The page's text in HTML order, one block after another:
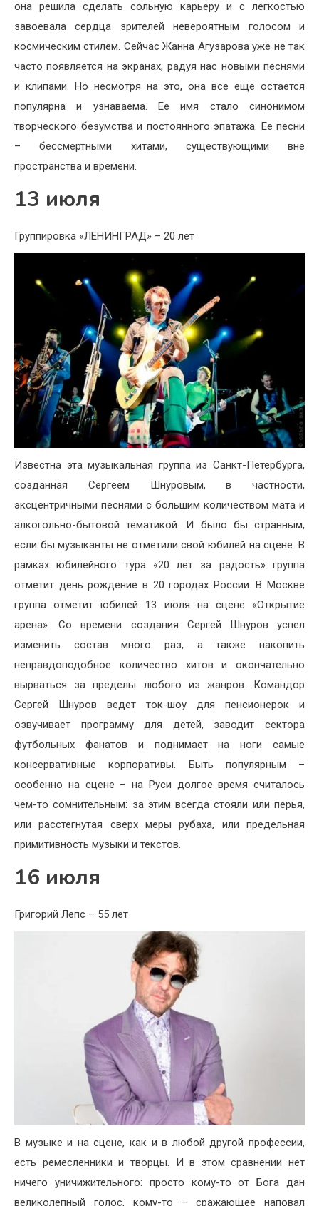
она решила сделать сольную карьеру и с легкостью
завоевала сердца зрителей невероятным голосом и
космическим стилем. Сейчас Жанна Агузарова уже не так
часто появляется на экранах, радуя нас новыми песнями
и клипами. Но несмотря на это, она все еще остается
популярна и узнаваема. Ее имя стало синонимом
творческого безумства и постоянного эпатажа. Ее песни
– бессмертными хитами, существующими вне
пространства и времени.
13 июля
Группировка «ЛЕНИНГРАД» – 20 лет
Известна эта музыкальная группа из Санкт-Петербурга,
созданная Сергеем Шнуровым, в частности,
эксцентричными песнями с большим количеством мата и
алкогольно-бытовой тематикой. И было бы странным,
если бы музыканты не отметили свой юбилей на сцене. В
рамках юбилейного тура «20 лет за радость» группа
отметит день рождение в 20 городах России. В Москве
группа отметит юбилей 13 июля на сцене «Открытие
арена». Со времени создания Сергей Шнуров успел
изменить состав много раз, а также накопить
неправдоподобное количество хитов и окончательно
вырваться за пределы любого из жанров. Командор
Сергей Шнуров ведет ток-шоу для пенсионерок и
озвучивает программу для детей, заводит сектора
футбольных фанатов и поднимает на ноги самые
консервативные корпоративы. Быть популярным –
особенно на сцене – на Руси долгое время считалось
чем-то сомнительным: за этим всегда стояли или перья,
или расстегнутая сверх меры рубаха, или предельная
примитивность музыки и текстов.
16 июля
Григорий Лепс – 55 лет
В музыке и на сцене, как и в любой другой профессии,
есть ремесленники и творцы. И в этом сравнении нет
ничего уничижительного: просто кому-то от Бога дан
великолепный голос, кому-то – сражающее наповал